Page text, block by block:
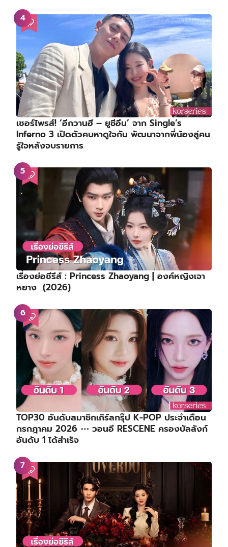
เซอร์ไพรส์! ‘อีกวานฮี – ยูชีอึน’ จาก Single’s
Inferno 3 เปิดตัวคบหาดูใจกัน พัฒนาจากพี่น้องสู่คน
รู้ใจหลังจบรายการ
เรื่องย่อซีรีส์ : Princess Zhaoyang | องค์หญิงเจา
หยาง (2026)
TOP30 อันดับสมาชิกเกิร์ลกรุ๊ป K-POP ประจำเดือน
กรกฎาคม 2026 ⋯ วอนอี RESCENE ครองบัลลังก์
อันดับ 1 ได้สำเร็จ